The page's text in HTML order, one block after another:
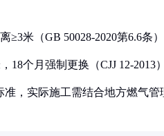
米（GB 50028-2020第6.6条）
18个月强制更换（CJJ 12-2013）
准，实际施工需结合地方燃气管